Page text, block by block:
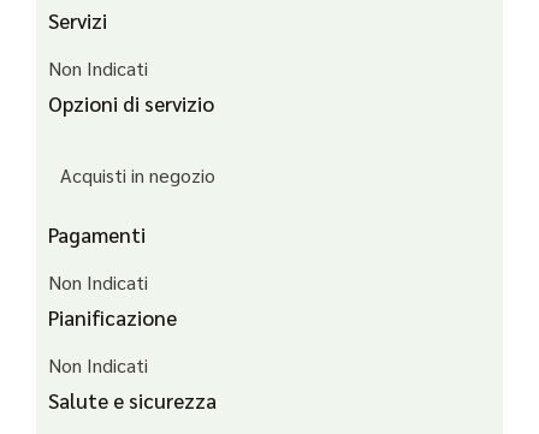
Servizi
Non Indicati
Opzioni di servizio
Acquisti in negozio
Pagamenti
Non Indicati
Pianificazione
Non Indicati
Salute e sicurezza